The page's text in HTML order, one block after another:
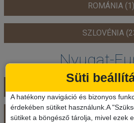
ROMÁNIA (1)
SZLOVÉNIA
Nyugat-
NAGY-
Süti
A hatékony navigáció és bizonyos
érdekében sütiket használunk.A
sütiket a böngésző tárolja, mivel ezek